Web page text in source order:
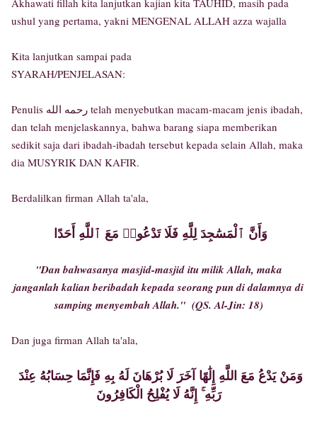
Akhawati fillah kita lanjutkan kajian kita TAUHID, masih pada
ushul yang pertama, yakni MENGENAL ALLAH azza wajalla
Kita lanjutkan sampai pada
SYARAH/PENJELASAN:
Penulis رحمه الله telah menyebutkan macam-macam jenis ibadah,
dan telah menjelaskannya, bahwa barang siapa memberikan
sedikit saja dari ibadah-ibadah tersebut kepada selain Allah, maka
dia MUSYRIK DAN KAFIR.
Berdalilkan firman Allah ta'ala,
وَأَنَّ ٱلْمَسَٰجِدَ لِلَّهِ فَلَا تَدْعُوا۟ مَعَ ٱللَّهِ أَحَدًا
"Dan bahwasanya masjid-masjid itu milik Allah, maka
janganlah kalian beribadah kepada seorang pun di dalamnya di
samping menyembah Allah." (QS. Al-Jin: 18)
Dan juga firman Allah ta'ala,
رَبِّهِ ۚ إِنَّهُ لَا يُفْلِحُ الْكَافِرُونَ